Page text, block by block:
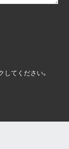
してください。